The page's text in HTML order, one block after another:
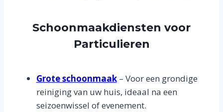
Schoonmaakdiensten voor
Particulieren
Grote schoonmaak– Voor een grondige
reiniging van uw huis, ideaal na een
seizoenwissel of evenement.